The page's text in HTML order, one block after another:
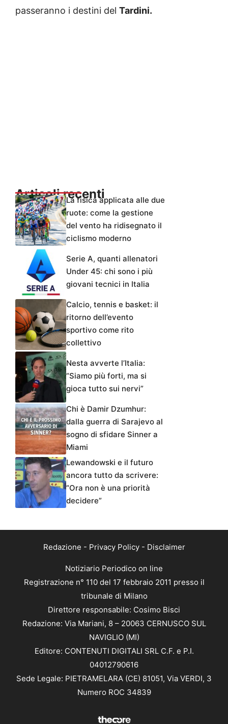
passeranno i destini del Tardini.
Articoli recentiLa fisica applicata alle due
ruote: come la gestione
del vento ha ridisegnato il
ciclismo moderno
Serie A, quanti allenatori
Under 45: chi sono i più
giovani tecnici in Italia
Calcio, tennis e basket: il
ritorno dell’evento
sportivo come rito
collettivo
Nesta avverte l’Italia:
“Siamo più forti, ma si
gioca tutto sui nervi”
Chi è Damir Dzumhur:
dalla guerra di Sarajevo al
sogno di sfidare Sinner a
Miami
Lewandowski e il futuro
ancora tutto da scrivere:
“Ora non è una priorità
decidere”
Redazione - Privacy Policy- Disclaimer
Notiziario Periodico on line
Registrazione n° 110 del 17 febbraio 2011 presso il
tribunale di Milano
Direttore responsabile: Cosimo Bisci
Redazione: Via Mariani, 8 – 20063 CERNUSCO SUL
NAVIGLIO (MI)
Editore: CONTENUTI DIGITALI SRL C.F. e P.I.
04012790616
Sede Legale: PIETRAMELARA (CE) 81051, Via VERDI, 3
Numero ROC 34839